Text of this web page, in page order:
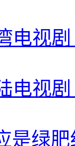
电视
电视
是绿肥